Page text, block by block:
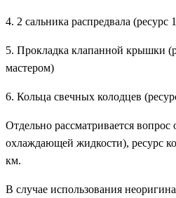
4. 2 сальника распредвала (ресурс
5. Прокладка клапанной крышки
мастером)
6. Кольца свечных колодцев
Отдельно рассматривается
охлаждающей жидкости), ресурс
км.
В случае использования